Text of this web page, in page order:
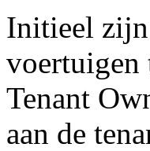
Initieel zijn
voertuigen
Tenant
aan de